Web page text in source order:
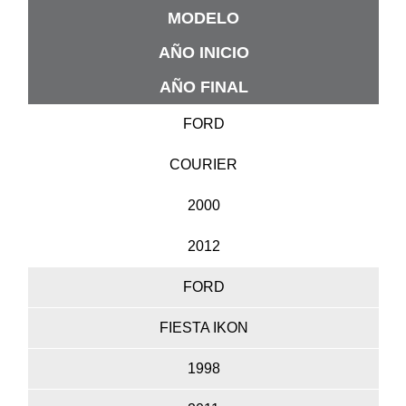
MODELO
AÑO INICIO
AÑO FINAL
FORD
COURIER
2000
2012
FORD
FIESTA IKON
1998